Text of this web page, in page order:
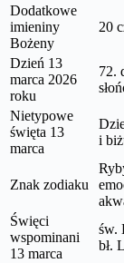
Dodatkowe
imieniny
Bożeny
20
Dzień 13
marca 2026
roku
72.
Nietypowe
święta 13
marca
i
Znak zodiaku
Święci
wspominani
13 marca
św.
bł.